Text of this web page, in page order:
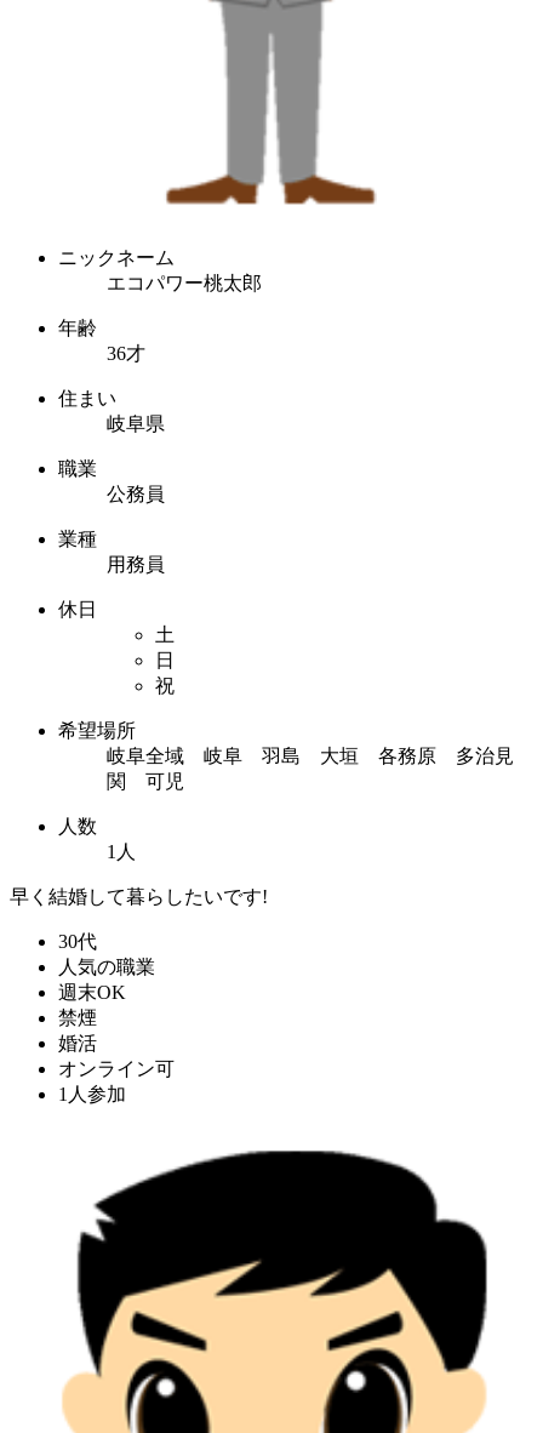
ニックネーム
エコパワー桃太郎
年齢
36才
住まい
岐阜県
職業
公務員
業種
用務員
休日
土
日
祝
希望場所
岐阜全域 岐阜 羽島 大垣 各務原 多治見
関 可児
人数
1人
早く結婚して暮らしたいです!
30代
人気の職業
週末OK
禁煙
婚活
オンライン可
1人参加